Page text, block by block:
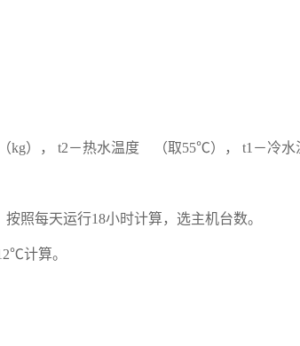
kg）， t2－热水温度 （取55℃）， t1－冷水
照每天运行18小时计算，选主机台数。
计算。